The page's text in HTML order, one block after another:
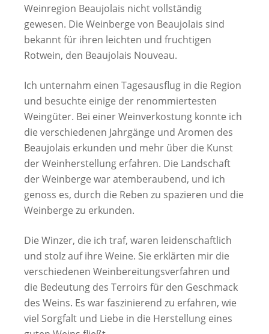
Weinregion Beaujolais nicht vollständig
gewesen. Die Weinberge von Beaujolais sind
bekannt für ihren leichten und fruchtigen
Rotwein, den Beaujolais Nouveau.
Ich unternahm einen Tagesausflug in die Region
und besuchte einige der renommiertesten
Weingüter. Bei einer Weinverkostung konnte ich
die verschiedenen Jahrgänge und Aromen des
Beaujolais erkunden und mehr über die Kunst
der Weinherstellung erfahren. Die Landschaft
der Weinberge war atemberaubend, und ich
genoss es, durch die Reben zu spazieren und die
Weinberge zu erkunden.
Die Winzer, die ich traf, waren leidenschaftlich
und stolz auf ihre Weine. Sie erklärten mir die
verschiedenen Weinbereitungsverfahren und
die Bedeutung des Terroirs für den Geschmack
des Weins. Es war faszinierend zu erfahren, wie
viel Sorgfalt und Liebe in die Herstellung eines